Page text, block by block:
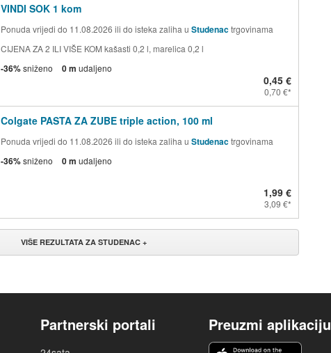
VINDI SOK 1 kom
Ponuda vrijedi do 11.08.2026 ili do isteka zaliha u Studenactrgovinama
CIJENA ZA 2 ILI VIŠE KOM kašasti 0,2 l, marelica 0,2 l
-36%sniženo 0 m udaljeno
0,45 €
0,70 €
Colgate PASTA ZA ZUBE triple action, 100 ml
Ponuda vrijedi do 11.08.2026 ili do isteka zaliha u Studenactrgovinama
-36%sniženo 0 m udaljeno
1,99 €
3,09 €
VIŠE REZULTATA ZA STUDENAC +
Partnerski portali Preuzmi aplikaciju